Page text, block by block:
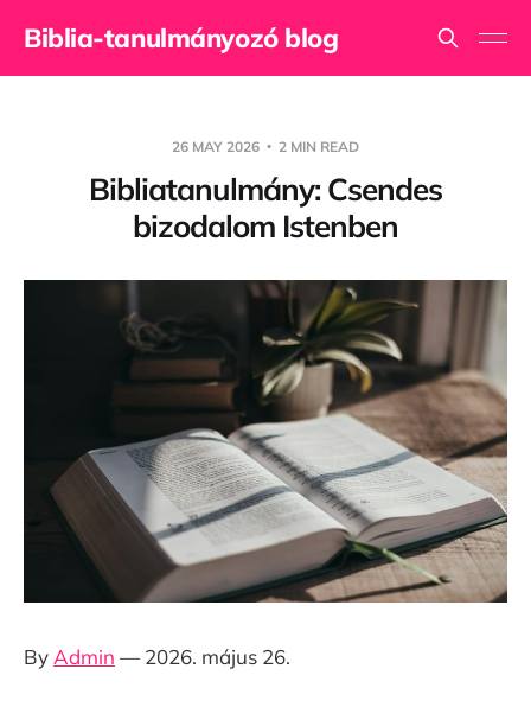
Biblia-tanulmányozó blog
26 MAY 2026 2 MIN READ
Bibliatanulmány: Csendes
bizodalom Istenben
By Admin — 2026. május 26.